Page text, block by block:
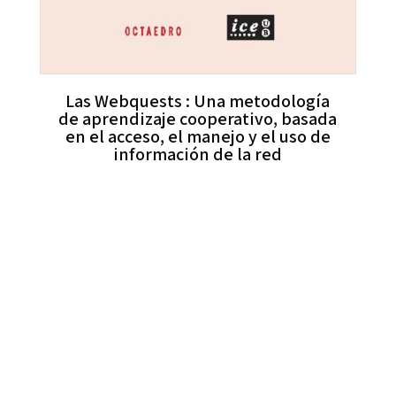
Las Webquests : Una metodología
de aprendizaje cooperativo, basada
en el acceso, el manejo y el uso de
información de la red